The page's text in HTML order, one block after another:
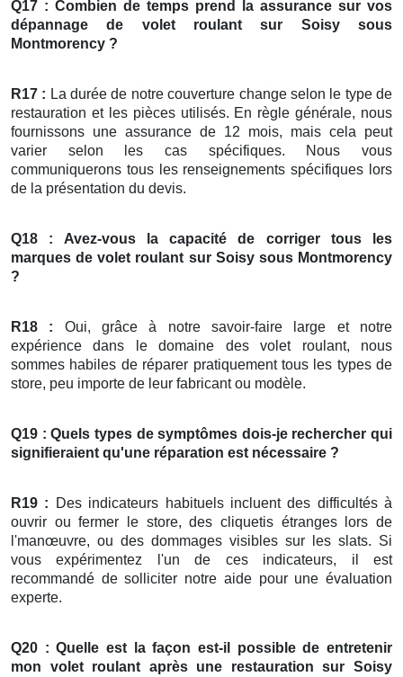
Q17 : Combien de temps prend la assurance sur vos
dépannage de volet roulant
sur Soisy sous
Montmorency ?
R17 : La durée de notre couverture change selon le type de
restauration et les pièces utilisés. En règle générale, nous
fournissons une assurance de 12 mois, mais cela peut
varier selon les cas spécifiques. Nous vous
communiquerons tous les renseignements spécifiques lors
de la présentation du devis.
Q18 : Avez-vous la capacité de corriger tous les
marques devolet roulant sur Soisy sous Montmorency
?
R18 : Oui, grâce à notre savoir-faire large et notre
expérience dans le domaine des volet roulant, nous
sommes habiles de réparer pratiquement tous les types de
store, peu importe de leur fabricant ou modèle.
Q19 : Quels types de symptômes dois-je rechercher qui
signifieraient qu'une réparation est nécessaire ?
R19 : Des indicateurs habituels incluent des difficultés à
ouvrir ou fermer le store, des cliquetis étranges lors de
l'manœuvre, ou des dommages visibles sur les slats. Si
vous expérimentez l'un de ces indicateurs, il est
recommandé de solliciter notre aide pour une évaluation
experte.
Q20 : Quelle est la façon est-il possible de entretenir
mon volet roulant après une restaurationsur Soisy